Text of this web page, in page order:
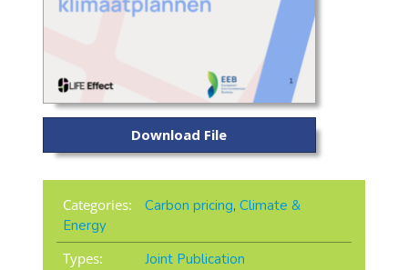
Download File
Categories: Carbon pricing, Climate &
Energy
Types:
Joint Publication